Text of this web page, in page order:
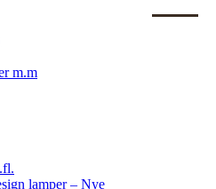
m.m
lamper – Nye